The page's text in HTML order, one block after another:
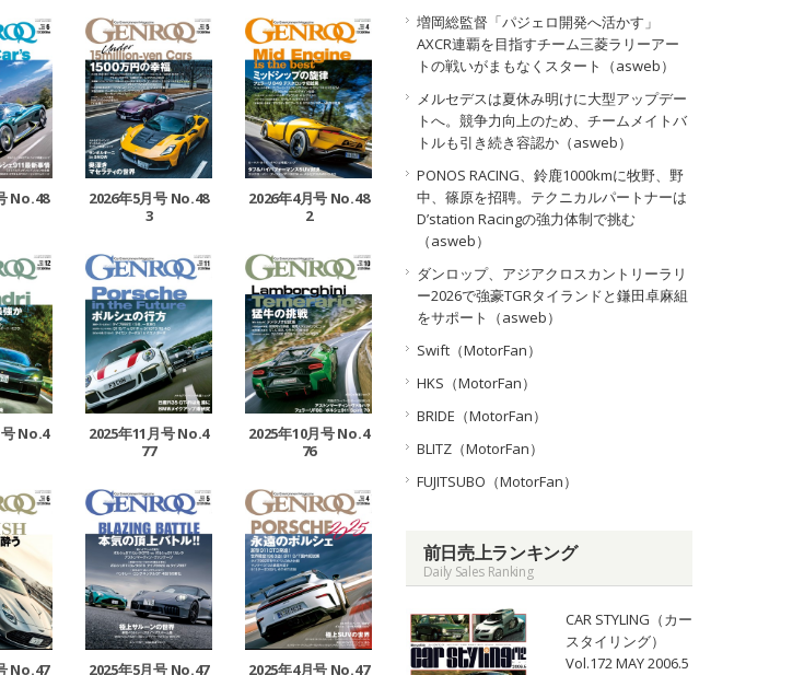
No.48
2026年5月号 No.48
3
2026年4月号 No.48
2
No.4
2025年11月号 No.4
77
2025年10月号 No.4
76
No.47
2025年5月号 No.47
2025年4月号 No.47
増岡総監督「パジェロ開発へ活かす」
AXCR連覇を目指すチーム三菱ラリーアー
トの戦いがまもなくスタート（asweb）
メルセデスは夏休み明けに大型アップデー
トへ。競争力向上のため、チームメイトバ
トルも引き続き容認か（asweb）
PONOS RACING、鈴鹿1000kmに牧野、野
中、篠原を招聘。テクニカルパートナーは
D’station Racingの強力体制で挑む
（asweb）
ダンロップ、アジアクロスカントリーラリ
ー2026で強豪TGRタイランドと鎌田卓麻組
をサポート（asweb）
Swift（MotorFan）
HKS（MotorFan）
BRIDE（MotorFan）
BLITZ（MotorFan）
FUJITSUBO（MotorFan）
前日売上ランキング
Daily Sales Ranking
CAR STYLING（カー
スタイリング）
Vol.172 MAY 2006.5